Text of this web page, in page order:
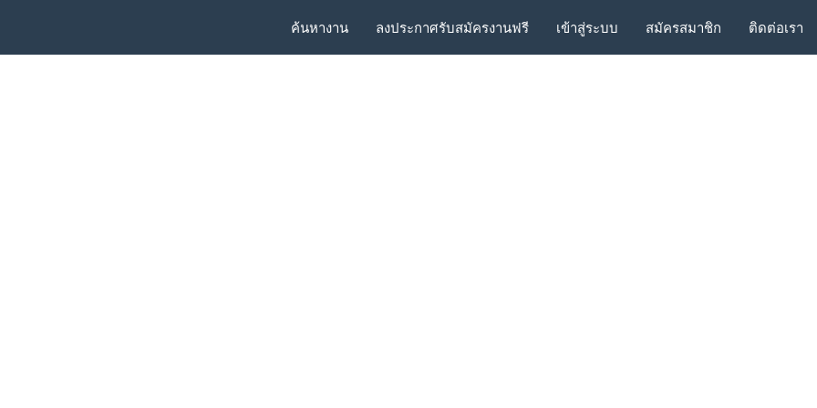
ค้นหางาน ลงประกาศรับสมัครงานฟรี เข้าสู่ระบบ สมัครสมาชิก ติดต่อเรา